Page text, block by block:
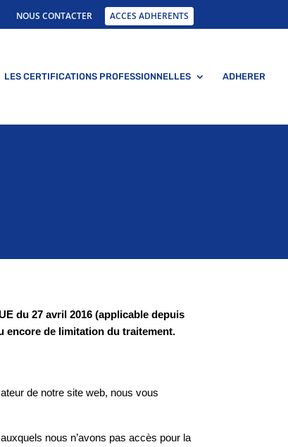
NOUS CONTACTER ACCES ADHERENTS
LES CERTIFICATIONS PROFESSIONNELLES ADHERER
du 27 avril 2016 (applicable depuis
encore de limitation du traitement.
de notre site web, nous vous
nous n’avons pas accès pour la